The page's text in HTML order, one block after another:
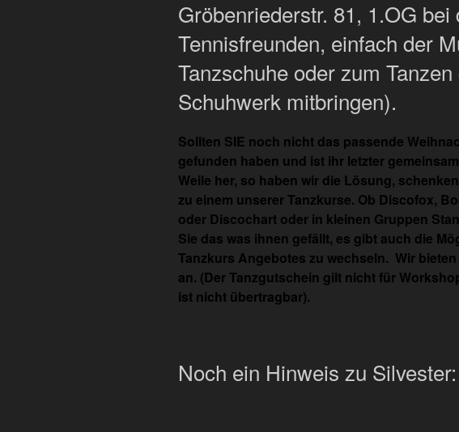
Gröbenriederstr. 81, 1.OG bei
Tennisfreunden, einfach der
Tanzschuhe oder zum
Schuhwerk mitbringen).
Sollten SIE noch nicht das passende
gefunden haben und ist ihr letzter
Weile her, so haben wir die Lösung,
zu einem unserer Tanzkurse. Ob Discofox,
oder Discochart oder in kleinen Gruppen
Sie das was ihnen gefällt, es gibt auch die
Tanzkurs Angebotes zu wechseln. Wir
an. (Der Tanzgutschein gilt nicht für
ist nicht übertragbar).
Noch ein Hinweis zu Silvester: